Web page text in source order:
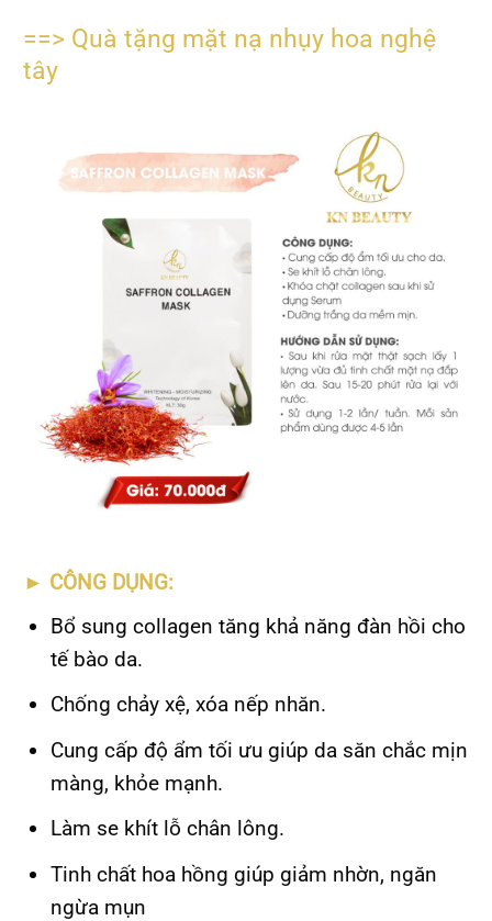
==> Quà tặng mặt nạ nhụy hoa nghệ
tây
► CÔNG DỤNG:
Bổ sung collagen tăng khả năng đàn hồi cho
tế bào da.
Chống chảy xệ, xóa nếp nhăn.
Cung cấp độ ẩm tối ưu giúp da săn chắc mịn
màng, khỏe mạnh.
Làm se khít lỗ chân lông.
Tinh chất hoa hồng giúp giảm nhờn, ngăn
ngừa mụn